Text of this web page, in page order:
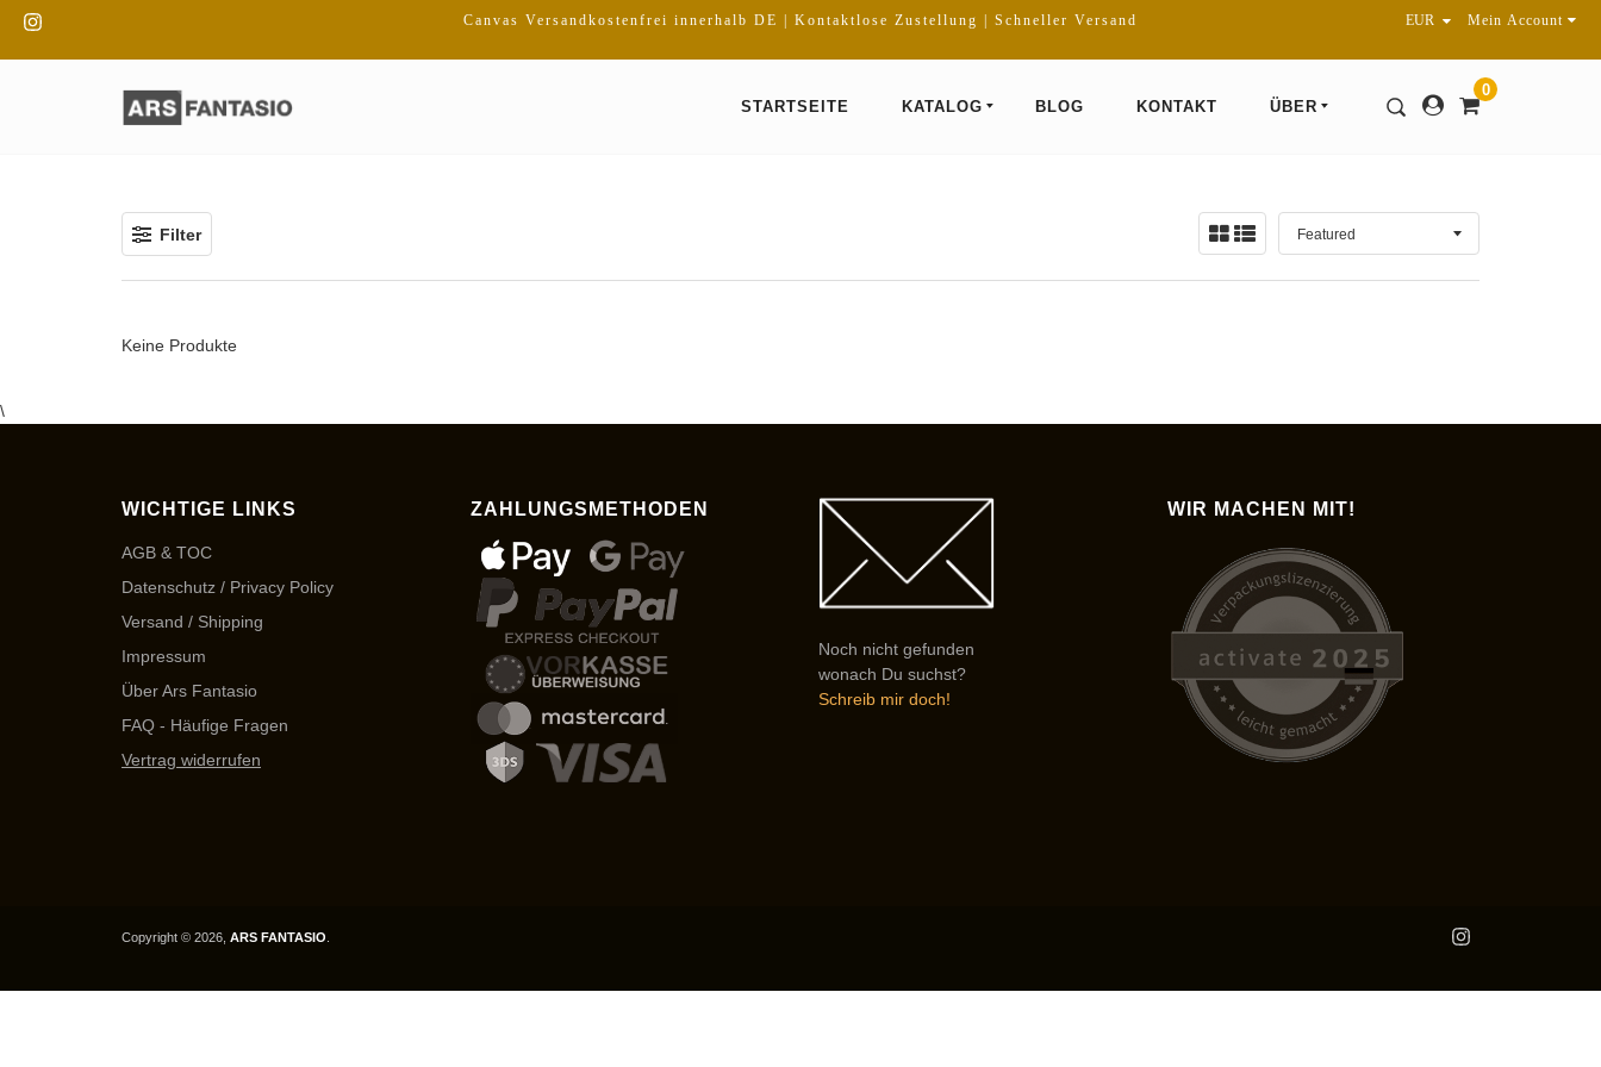
Direkt
zum
Inhalt
Instagram Canvas Versandkostenfrei innerhalb DE | Kontaktlose Zustellung | Schneller Versand Mein Account
0
STARTSEITE
KATALOG BLOG KONTAKT ÜBER
Filter Ansicht:
Keine Produkte
\
WICHTIGE LINKS
AGB & TOC
Datenschutz / Privacy Policy
Versand / Shipping
Impressum
Über Ars Fantasio
FAQ - Häufige Fragen
Vertrag widerrufen
ZAHLUNGSMETHODEN
Noch nicht gefunden
wonach Du suchst?
Schreib mir doch!
WIR MACHEN MIT!
Copyright © 2026, ARS FANTASIO Instagram